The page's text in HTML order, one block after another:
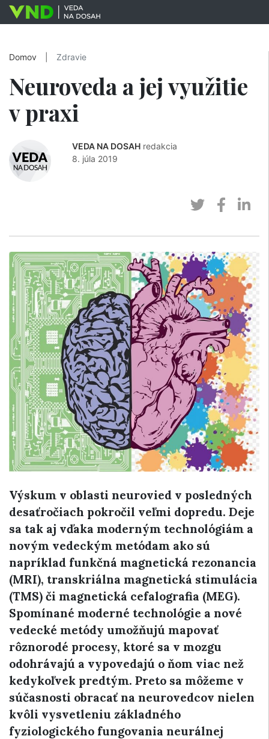
Domov Zdravie
Neuroveda a jej využitie
v praxi
VEDA NA DOSAH redakcia
8. júla 2019
Výskum v oblasti neurovied v posledných
desaťročiach pokročil veľmi dopredu. Deje
sa tak aj vďaka moderným technológiám a
novým vedeckým metódam ako sú
napríklad funkčná magnetická rezonancia
(MRI), transkriálna magnetická stimulácia
(TMS) či magnetická cefalografia (MEG).
Spomínané moderné technológie a nové
vedecké metódy umožňujú mapovať
rôznorodé procesy, ktoré sa v mozgu
odohrávajú a vypovedajú o ňom viac než
kedykoľvek predtým. Preto sa môžeme v
súčasnosti obracať na neurovedcov nielen
kvôli vysvetleniu základného
fyziologického fungovania neurálnej